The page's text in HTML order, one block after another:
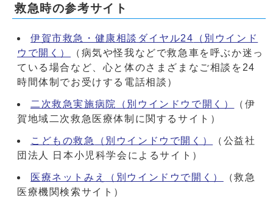
救急時の参考サイト
伊賀市救急・健康相談ダイヤル24 （別ウインド
ウで開く）
（病気や怪我などで救急車を呼ぶか迷っ
ている場合など、心と体のさまざまなご相談を24
時間体制でお受けする電話相談）
二次救急実施病院 （別ウインドウで開く）
（伊
賀地域二次救急医療体制に関するサイト）
こどもの救急 （別ウインドウで開く）
（公益社
団法人 日本小児科学会によるサイト）
医療ネットみえ （別ウインドウで開く）
（救急
医療機関検索サイト）